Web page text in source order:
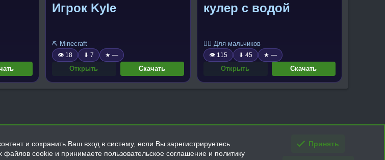
Игрок Kyle
⛏️ Minecraft
👁 18 ⬇ 7 ★ —
Открыть Скачать
кулер с водой
🧍‍♂️ Для мальчиков
👁 115 ⬇ 45 ★ —
Открыть Скачать
и сохранить Ваш вход в систему, если Вы зарегистрируетесь.
cookie и принимаете пользовательское соглашение и политику
Принять